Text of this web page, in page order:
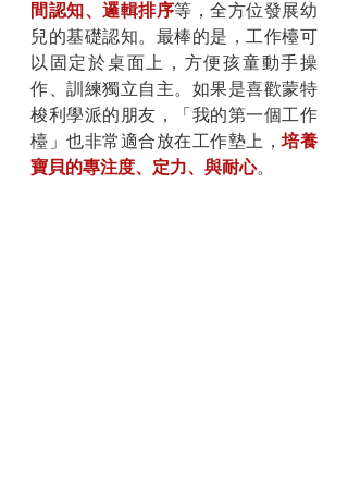
間認知、邏輯排序等，全方位發展幼
兒的基礎認知。最棒的是，工作檯可
以固定於桌面上，方便孩童動手操
作、訓練獨立自主。如果是喜歡蒙特
梭利學派的朋友，「我的第一個工作
檯」也非常適合放在工作墊上，培養
寶貝的專注度、定力、與耐心。